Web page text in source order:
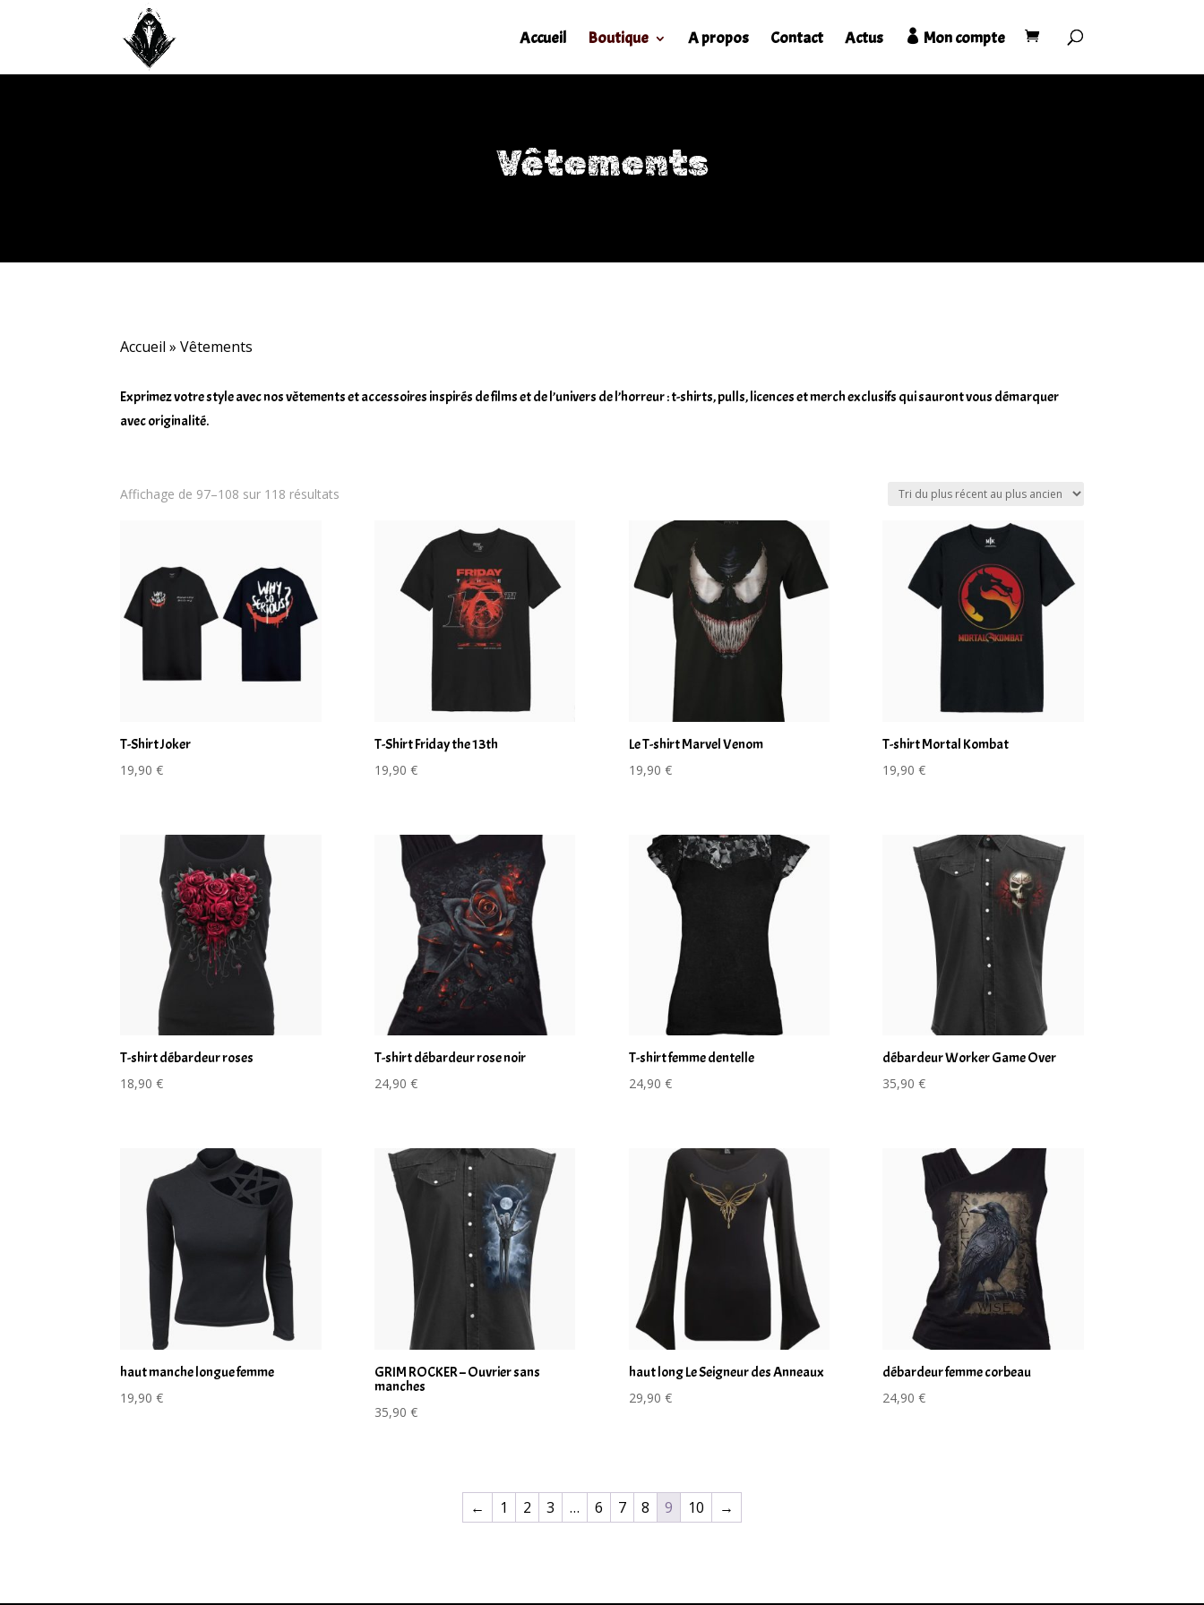
Accueil Boutique A propos Contact Actus Mon compte
Vêtements
Accueil »Vêtements
Exprimez votre style avec nos vêtements et accessoires inspirés de films et de l’univers de l’horreur : t-shirts, pulls, licences et merch exclusifs qui sauront vous démarquer
avec originalité.
Affichage de 97–108 sur 118 résultats
T-Shirt Joker
19,90€
T-Shirt Friday the 13th
19,90 €
Le T-shirt Marvel Venom
19,90 €
T-shirt Mortal Kombat
19,90€
T-shirt débardeur roses
18,90€
T-shirt débardeur rose noir
24,90 €
T-shirt femme dentelle
24,90 €
débardeur Worker Game Over
35,90€
haut manche longue femme
19,90€
GRIM ROCKER – Ouvrier sans
manches
35,90 €
haut long Le Seigneur des Anneaux
29,90 €
débardeur femme corbeau
24,90€
← 1 2 3 … 6 7 8 9 10 →